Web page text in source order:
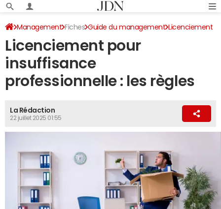
Management Fiches Guide du management Licenciement
Licenciement pour
insuffisance
professionnelle : les règles
La Rédaction
22 juillet 2025 01:55